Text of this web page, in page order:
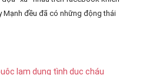
Mạnh đều đã có những động thái